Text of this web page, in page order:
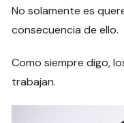
No solamente es
consecuencia de ello.
Como siempre digo,
trabajan.